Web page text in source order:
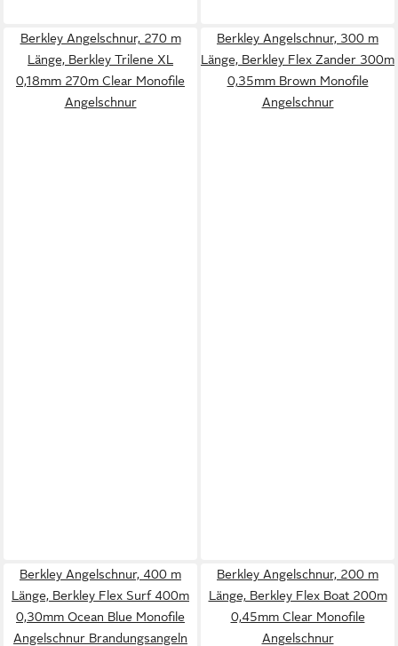
Berkley Angelschnur, 270 m
Länge, Berkley Trilene XL
0,18mm 270m Clear Monofile
Angelschnur
Berkley Angelschnur, 300 m
Länge, Berkley Flex Zander 300m
0,35mm Brown Monofile
Angelschnur
Berkley Angelschnur, 400 m
Länge, Berkley Flex Surf 400m
0,30mm Ocean Blue Monofile
Angelschnur Brandungsangeln
Berkley Angelschnur, 200 m
Länge, Berkley Flex Boat 200m
0,45mm Clear Monofile
Angelschnur